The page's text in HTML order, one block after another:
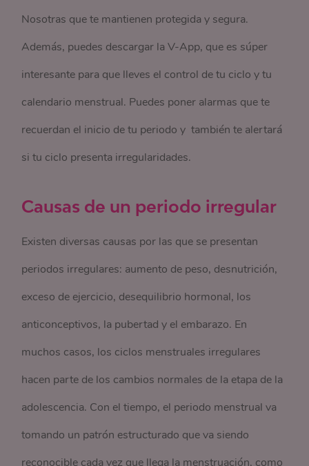
Nosotras que te mantienen protegida y segura.
Además, puedes descargar la V-App, que es súper
interesante para que lleves el control de tu ciclo y tu
calendario menstrual. Puedes poner alarmas que te
recuerdan el inicio de tu periodo y también te alertará
si tu ciclo presenta irregularidades.
Causas de un periodo irregular
Existen diversas causas por las que se presentan
periodos irregulares: aumento de peso, desnutrición,
exceso de ejercicio, desequilibrio hormonal, los
anticonceptivos, la pubertad y el embarazo. En
muchos casos, los ciclos menstruales irregulares
hacen parte de los cambios normales de la etapa de la
adolescencia. Con el tiempo, el periodo menstrual va
tomando un patrón estructurado que va siendo
reconocible cada vez que llega la menstruación, como